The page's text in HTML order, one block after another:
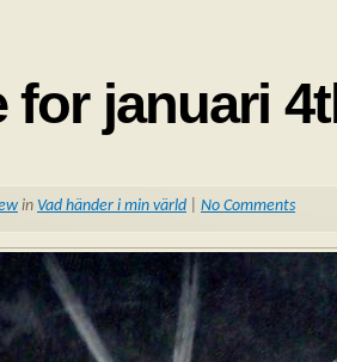
januari
in Vad händer i min värld No Comments